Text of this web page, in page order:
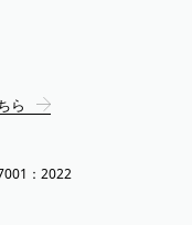
ら
：2022